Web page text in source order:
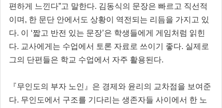
편하게 느낀다”고 말한다. 김동식의 문장은 빠르고 직선적
이며, 한 문단 안에서도 상황이 역전되는 리듬을 가지고 있
다. 이 ‘짧고 반전 있는 문장’은 학생들에게 게임처럼 읽힌
다. 교사에게는 수업에서 토론 자료로 쓰이기 좋다. 실제로
그의 단편들은 학교 수업에서 자주 활용된다.
『무인도의 부자 노인』은 경제와 윤리의 교차점을 보여준
다. 무인도에서 구조를 기다리는 생존자들 사이에서 한 노